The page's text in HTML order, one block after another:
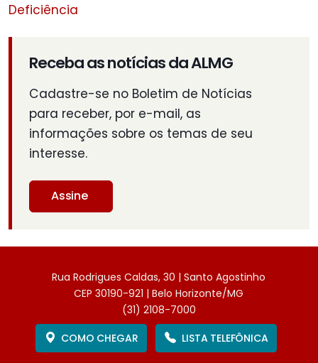
Deficiência
Receba as notícias da ALMG
Cadastre-se no Boletim de Notícias
para receber, por e-mail, as
informações sobre os temas de seu
interesse.
Assine
Rua Rodrigues Caldas, 30 | Santo Agostinho
CEP 30190-921 | Belo Horizonte/MG
(31) 2108-7000
COMO CHEGAR
LISTA TELEFÔNICA